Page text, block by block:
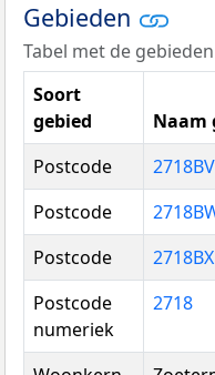
Gebieden
Tabel met de
Soort
gebied
Naam
Postcode
2718BV
Postcode
Postcode
2718BX
Postcode
numeriek
2718